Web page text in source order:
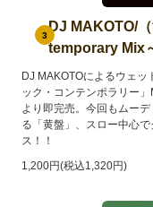
3
DJ MAKOTO/
temporary Mix
DJ MAKOTOによるウェ
ック・コンテンポラリー
より即完売。今回もムー
る「黄盤」、スロー中心
ス！！
1,200円(税込1,320円)